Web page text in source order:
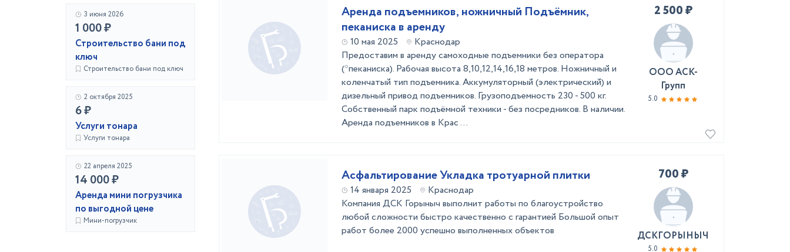
3 июня 2026
1 000 ₽
Строительство бани под
ключ
Строительство бани под ключ
2 октября 2025
6 ₽
Услуги тонара
Услуги тонара
22 апреля 2025
14 000 ₽
Аренда мини погрузчика
по выгодной цене
Мини-погрузчик
Аренда подъемников, ножничный Подъёмник,
пеканиска в аренду
10 мая 2025
Краснодар
Предоставим в аренду самоходные подъемники без оператора
(*пеканиска). Рабочая высота 8,10,12,14,16,18 метров. Ножничный и
коленчатый тип подъемника. Аккумуляторный (электрический) и
дизельный привод подъемников. Грузоподъемность 230 - 500 кг.
Собственный парк подъёмной техники - без посредников. В наличии.
Аренда подъемников в Крас ...
2 500 ₽
ООО АСК-
Групп
5.0
Асфальтирование Укладка тротуарной плитки
14 января 2025
Краснодар
Компания ДСК Горыныч выполнит работы по благоустройство
любой сложности быстро качественно с гарантией Большой опыт
работ более 2000 успешно выполненных объектов
700 ₽
ДСКГОРЫНЫЧ
5.0